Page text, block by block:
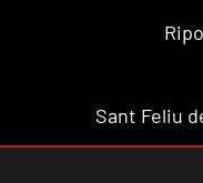
Sant Feliu